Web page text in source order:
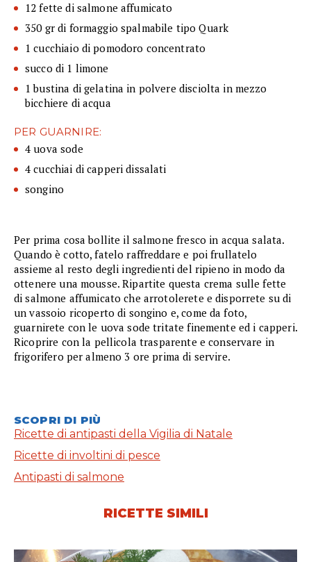
12 fette di salmone affumicato
350 gr di formaggio spalmabile tipo Quark
1 cucchiaio di pomodoro concentrato
succo di 1 limone
1 bustina di gelatina in polvere disciolta in mezzo
bicchiere di acqua
PER GUARNIRE:
4 uova sode
4 cucchiai di capperi dissalati
songino
Per prima cosa bollite il salmone fresco in acqua salata.
Quando è cotto, fatelo raffreddare e poi frullatelo
assieme al resto degli ingredienti del ripieno in modo da
ottenere una mousse. Ripartite questa crema sulle fette
di salmone affumicato che arrotolerete e disporrete su di
un vassoio ricoperto di songino e, come da foto,
guarnirete con le uova sode tritate finemente ed i capperi.
Ricoprire con la pellicola trasparente e conservare in
frigorifero per almeno 3 ore prima di servire.
SCOPRI DI PIÙ
Ricette di antipasti della Vigilia di Natale
Ricette di involtini di pesce
Antipasti di salmone
RICETTE SIMILI